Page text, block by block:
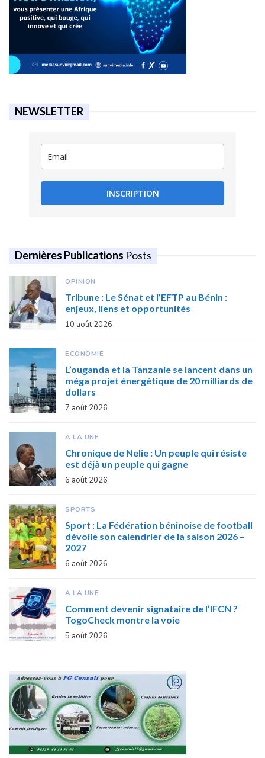
NEWSLETTER
INSCRIPTION
Dernières Publications Posts
OPINION
Tribune : Le Sénat et l’EFTP au Bénin :
enjeux, liens et opportunités
10 août 2026
ECONOMIE
L’ouganda et la Tanzanie se lancent dans un
méga projet énergétique de 20 milliards de
dollars
7 août 2026
A LA UNE
Chronique de Nelie : Un peuple qui résiste
est déjà un peuple qui gagne
6 août 2026
SPORTS
Sport : La Fédération béninoise de football
dévoile son calendrier de la saison 2026 –
2027
6 août 2026
A LA UNE
Comment devenir signataire de l’IFCN ?
TogoCheck montre la voie
5 août 2026